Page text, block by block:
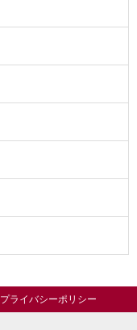
プライバシーポリシー